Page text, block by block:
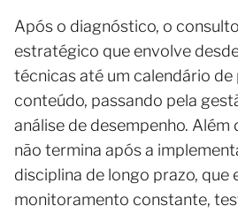
Após o diagnóstico, o
estratégico que envolve
técnicas até um calendário
conteúdo, passando pela
análise de desempenho. Além
não termina após a
disciplina de longo prazo, que
monitoramento constante,